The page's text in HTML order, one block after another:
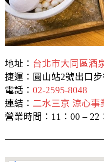
地址： 台北市大同區酒
捷運：圓山站2號出口
電話： 02-2595-8048
連結： 二水三京 涼心事
營業時間：11：00 – 22